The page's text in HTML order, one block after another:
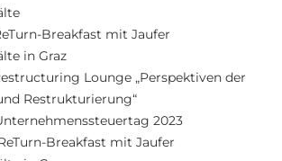
Breakfast mit Jaufer
in Graz
Lounge „Perspektiven der
Restrukturierung“
2023
Breakfast mit Jaufer